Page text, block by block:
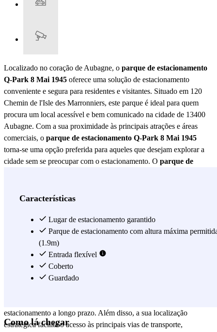
Localizado no coração de Aubagne, o parque de estacionamento
Q-Park 8 Mai 1945 oferece uma solução de estacionamento
conveniente e segura para residentes e visitantes. Situado em 120
Chemin de l'Isle des Marronniers, este parque é ideal para quem
procura um local acessível e bem comunicado na cidade de 13400
Aubagne. Com a sua proximidade às principais atrações e áreas
comerciais, o parque de estacionamento Q-Park 8 Mai 1945
torna-se uma opção preferida para aqueles que desejam explorar a
cidade sem se preocupar com o estacionamento. O parque de
garante a proteção do seu veículo em todos os momentos. Além
acesso e a manobrabilidade, mesmo para veículos de maior porte. A
iluminação adequada e a manutenção regular asseguram que cada
visita seja uma experiência agradável e sem contratempos. Para
quem valoriza a conveniência, oparque de estacionamento Q-
Park 8 Mai 1945oferece opções de pagamento flexíveis, incluindo
pagamentos por hora, diários e assinaturas mensais. Esta
estacionamento a longo prazo. Além disso, a sua localização
estratégica facilita o acesso às principais vias de transporte,
Características
Lugar de estacionamento garantido
Parque de estacionamento com altura máxima
(1.9m)
Entrada flexível
Coberto
Guardado
Como lá chegar